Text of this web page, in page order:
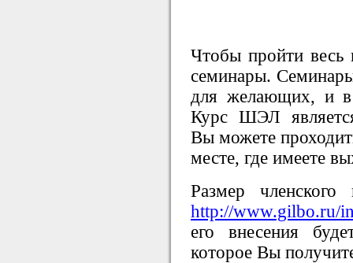
Чтобы пройти весь
семинары.
для желающих, и в
Курс ШЭЛ
Вы можете
месте, где имеете
Размер членского
http://www.gilbo.ru/
его внесения
которое Вы